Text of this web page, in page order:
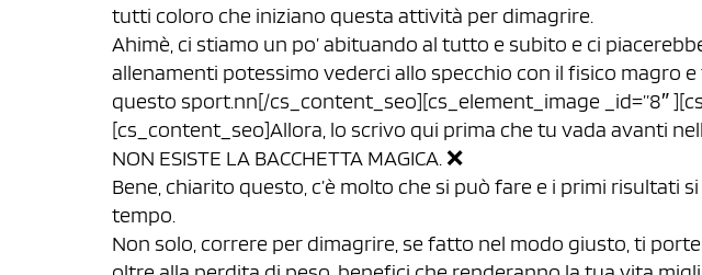
tutti coloro che iniziano questa attività per dimagrire.
Ahimè, ci stiamo un po’ abituando al tutto e subito e ci
allenamenti potessimo vederci allo specchio con il fisico magro
questo sport.nn[/cs_content_seo][cs_element_image _id=”8″
[cs_content_seo]Allora, lo scrivo qui prima che tu vada avanti
NON ESISTE LA BACCHETTA MAGICA. ❌
Bene, chiarito questo, c’è molto che si può fare e i primi risultati
tempo.
Non solo, correre per dimagrire, se fatto nel modo giusto, ti